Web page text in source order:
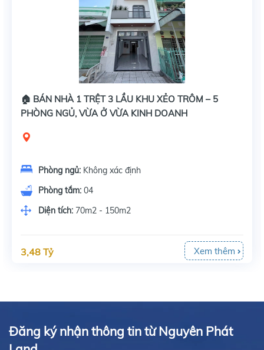
🏠 BÁN NHÀ 1 TRỆT 3 LẦU KHU XẺO TRÔM – 5
PHÒNG NGỦ, VỪA Ở VỪA KINH DOANH
Phòng ngủ: Không xác định
Phòng tắm: 04
Diện tích: 70m2 - 150m2
3,48 Tỷ Xem thêm
Đăng ký nhận thông tin từ Nguyên Phát